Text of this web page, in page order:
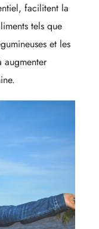
facilitent la
tels que
et les
augmenter